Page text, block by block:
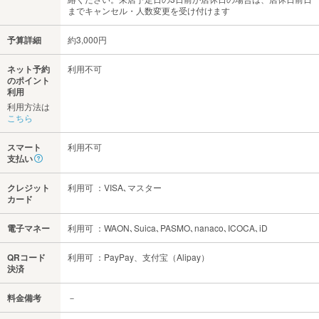
までキャンセル・人数変更を受け付けます
予算詳細 約3,000円
ネット予約
のポイント
利用
利用方法は
こちら
利用不可
スマート
支払い
利用不可
クレジット
カード
利用可 ：VISA､マスター
電子マネー 利用可 ：WAON､Suica､PASMO､nanaco､ICOCA､iD
QRコード
決済
利用可 ：PayPay、支付宝（Alipay）
料金備考 －